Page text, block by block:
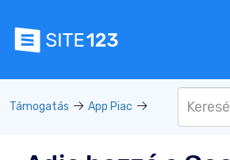
Támogatás App Piac